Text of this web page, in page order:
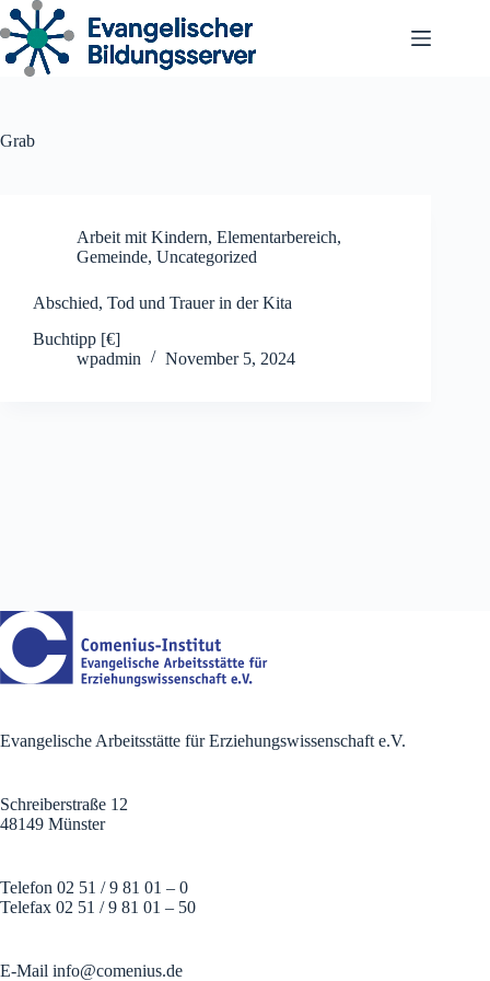
Zum
Inhalt
springen
Grab
Arbeit mit Kindern, Elementarbereich,
Gemeinde, Uncategorized
Abschied, Tod und Trauer in der Kita
Buchtipp [€]
wpadmin
November 5, 2024
Evangelische Arbeitsstätte für Erziehungswissenschaft e.V.
Schreiberstraße 12
48149 Münster
Telefon 02 51 / 9 81 01 – 0
Telefax 02 51 / 9 81 01 – 50
E-Mail info@comenius.de